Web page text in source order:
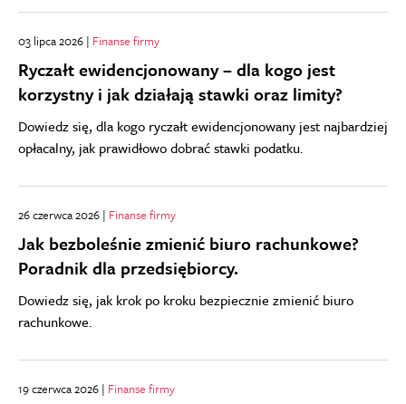
03 lipca 2026 | Finanse firmy
Ryczałt ewidencjonowany – dla kogo jest
korzystny i jak działają stawki oraz limity?
Dowiedz się, dla kogo ryczałt ewidencjonowany jest najbardziej
opłacalny, jak prawidłowo dobrać stawki podatku.
26 czerwca 2026 | Finanse firmy
Jak bezboleśnie zmienić biuro rachunkowe?
Poradnik dla przedsiębiorcy.
Dowiedz się, jak krok po kroku bezpiecznie zmienić biuro
rachunkowe.
19 czerwca 2026 | Finanse firmy